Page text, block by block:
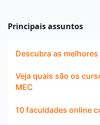
Principais assuntos
Descubra as
Veja quais são os
MEC
10 faculdades online